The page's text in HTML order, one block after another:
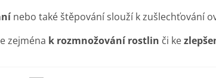
nebo také štěpování slouží k zušlechťování
zejména k rozmnožování rostlin či ke